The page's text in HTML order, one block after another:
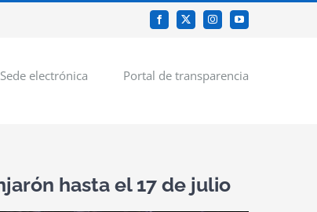
Facebook
X InstagramYouTube
Sede electrónica Portal de transparencia
hasta el 17 de julio